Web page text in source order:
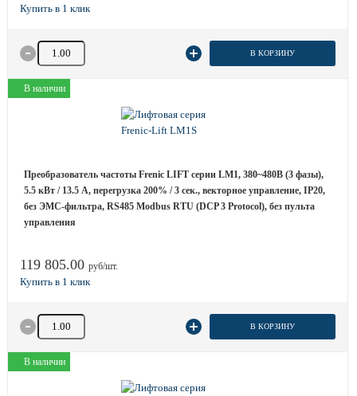
Количество товара В КОРЗИНУ
В наличии
Преобразователь частоты Frenic LIFT серии LM1, 380~480B (3 фазы),
5.5 кВт / 13.5 A, перегрузка 200% / 3 сек., векторное управление, IP20,
без ЭМС-фильтра, RS485 Modbus RTU (DCP 3 Protocol), без пульта
управления
119 805.00 руб/шт.
Количество товара В КОРЗИНУ
В наличии